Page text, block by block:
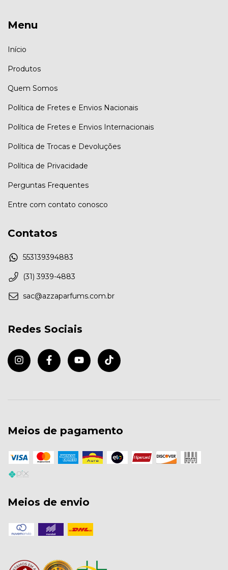
Menu
Início
Produtos
Quem Somos
Política de Fretes e Envios Nacionais
Política de Fretes e Envios Internacionais
Política de Trocas e Devoluções
Política de Privacidade
Perguntas Frequentes
Entre com contato conosco
Contatos
553139394883
(31) 3939-4883
sac@azzaparfums.com.br
Redes Sociais
Meios de pagamento
Meios de envio